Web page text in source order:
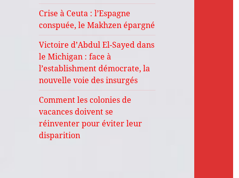
Crise à Ceuta : l’Espagne
conspuée, le Makhzen épargné
Victoire d’Abdul El-Sayed dans
le Michigan : face à
l’establishment démocrate, la
nouvelle voie des insurgés
Comment les colonies de
vacances doivent se
réinventer pour éviter leur
disparition